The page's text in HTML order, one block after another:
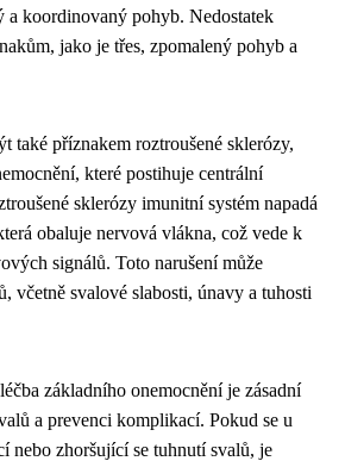
a koordinovaný pohyb. Nedostatek
jako je třes, zpomalený pohyb a
také příznakem roztroušené sklerózy,
které postihuje centrální
sklerózy imunitní systém napadá
obaluje nervová vlákna, což vede k
signálů. Toto narušení může
včetně svalové slabosti, únavy a tuhosti
základního onemocnění je zásadní
a prevenci komplikací. Pokud se u
nebo zhoršující se tuhnutí svalů, je